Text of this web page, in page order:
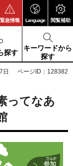
緊急情報 Language 閲覧補助
探す
キーワードから
探す
日 ページID：128382
ってなあ